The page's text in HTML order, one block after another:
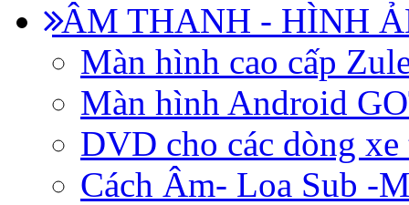
ÂM THANH - HÌNH
Màn hình cao cấp
Màn hình Android
DVD cho các dòng
Cách Âm- Loa Sub -